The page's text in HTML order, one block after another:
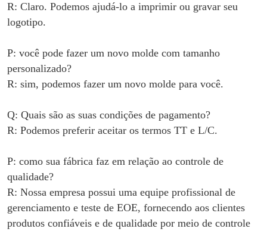
R: Claro. Podemos ajudá-lo a imprimir ou gravar seu
logotipo.
P: você pode fazer um novo molde com tamanho
personalizado?
R: sim, podemos fazer um novo molde para você.
Q: Quais são as suas condições de pagamento?
R: Podemos preferir aceitar os termos TT e L/C.
P: como sua fábrica faz em relação ao controle de
qualidade?
R: Nossa empresa possui uma equipe profissional de
gerenciamento e teste de EOE, fornecendo aos clientes
produtos confiáveis e de qualidade por meio de controle